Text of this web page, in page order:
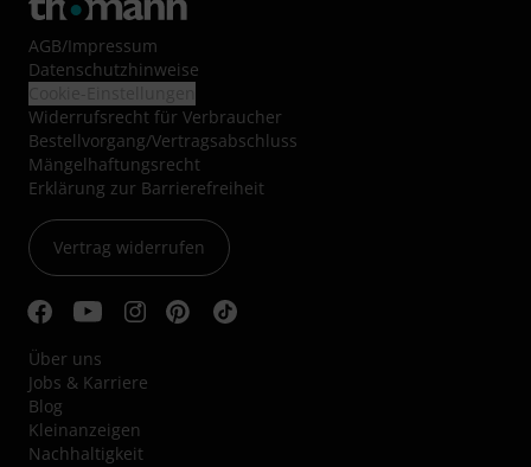
AGB/Impressum
Datenschutzhinweise
Widerrufsrecht für Verbraucher
Bestellvorgang/Vertragsabschluss
Mängelhaftungsrecht
Erklärung zur Barrierefreiheit
Vertrag widerrufen
Über uns
Jobs & Karriere
Blog
Kleinanzeigen
Nachhaltigkeit